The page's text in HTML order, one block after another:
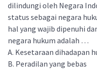
dilindungi oleh Negara
status sebagai negara
hal yang wajib dipenuhi
negara hukum adalah …
A. Kesetaraan dihadapan
B. Peradilan yang bebas